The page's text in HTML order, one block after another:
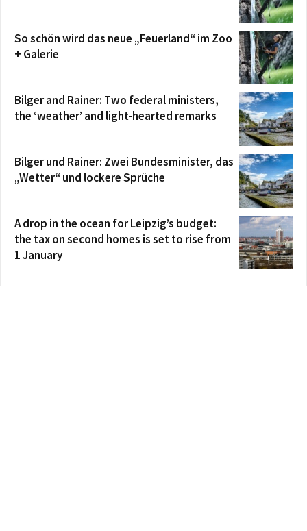
So schön wird das neue „Feuerland“ im Zoo
+ Galerie
Bilger and Rainer: Two federal ministers,
the ‘weather’ and light-hearted remarks
Bilger und Rainer: Zwei Bundesminister, das
„Wetter“ und lockere Sprüche
A drop in the ocean for Leipzig’s budget:
the tax on second homes is set to rise from
1 January